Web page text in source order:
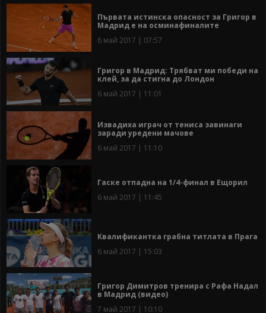
Първата истинска опасност за Григор в
Мадрид е на осминафиналите
6 май 2017 | 07:57
Григор в Мадрид: Трябват ми победи на
клей, за да стигна до Лондон
6 май 2017 | 11:01
Извадиха играч от тениса завинаги
заради уредени мачове
6 май 2017 | 11:10
Гаске отпадна на 1/4-финал в Ещорил
6 май 2017 | 11:45
Квалификантка грабна титлата в Прага
6 май 2017 | 15:03
Григор Димитров тренира с Рафа Надал
в Мадрид (видео)
7 май 2017 | 10:10